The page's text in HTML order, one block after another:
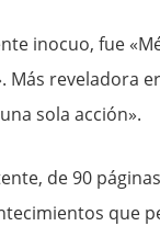
inocuo, fue
reveladora
sola acción».
de 90
que